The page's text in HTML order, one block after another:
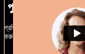
পুরুষ-নারী ভেদে
প্রতিটি প্রজেক্টকে আলাদা
করুন, নিজের মতো টিউন করুন।